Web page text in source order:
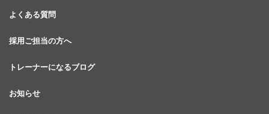
よくある質問
採用ご担当の方へ
トレーナーになるブログ
お知らせ